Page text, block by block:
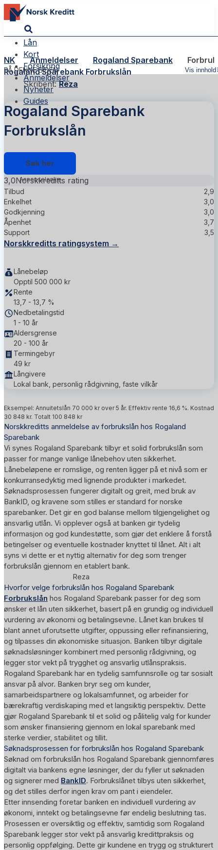
Lån
Kort
Forsikring
Anmeldelser
Nyheter
Guides
NK Anmeldelser Rogaland Sparebank
PÅ DENNE SIDEN Vis innhold
Rogaland Sparebank Forbrukslån
Skribent:Reza
Rogaland Sparebank
Forbrukslån
Søk her
3,0Norskkreditts rating
Tilbud
2,9
Enkelhet
3,0
Godkjenning
3,0
Åpenhet
3,7
Support
3,5
Norskkreditts ratingsystem →
Lånebeløp
Opptil 500 000 kr
Rente
13,7 - 13,7 %
Nedbetalingstid
1 - 10 år
Aldersgrense
20 - 100 år
Termingebyr
49 kr
Långivere
Lokal bank, personlig rådgivning, faste vilkår
Eksempel: Annuitetslån 70 000 kr over 5 år. Effektiv rente 16,6 %. Kostnad
30 848 kr. Totalt 100 848 kr
Norskkreditts anmeldelse av forbrukslån hos Rogaland
Sparebank
Vi synes Rogaland Sparebank tilbyr et solid forbrukslån som
passer for mange vanlige lånebehov uten sikkerhet.
Lånebeløpene er romslige, og renten ligger på et nivå som er
konkurransedyktig med lignende produkter i markedet.
Søknadsprosessen fungerer digitalt og greit, med bruk av
BankID, og kravene som stilles er standard for norske
sparebanker. Det gir en god balanse mellom tilgjengelighet og
ansvarlig utlån. Vi opplever også at banken gir tydelig
informasjon og god kundestøtte, som gjør det enklere å forstå
betingelser og eventuelle kostnader knyttet til lånet. Alt i alt
syns vi dette er et nyttig alternativ for deg som trenger
forbrukslån gjennom en etablert bank.
Reza
Hvorfor velge forbrukslån hos Rogaland Sparebank
Forbrukslån hos Rogaland Sparebank passer for deg som
ønsker et lån uten sikkerhet, basert på en grundig og individuell
vurdering av økonomi og betalingsevne. Lånet kan brukes til
blant annet uforutsette utgifter, oppussing eller refinansiering,
og tilpasses din økonomiske situasjon. Banken tilbyr digitale
søknadsløsninger kombinert med personlig rådgivning, og
legger stor vekt på trygghet og ansvarlig utlånspraksis.
Rogaland Sparebank har en tydelig samfunnsrolle og tar sosialt
ansvar på alvor. Banken bryr seg om kunder,
samarbeidspartnere og lokalsamfunnet, og arbeider for
bærekraftig verdiskaping med et langsiktig perspektiv. Dette
gjør Rogaland Sparebank til et solid og pålitelig valg for kunder
som ønsker finansiering gjennom en lokal sparebank med
sterke verdier, stabilitet og tillit.
Søknadsprosessen for forbrukslån hos Rogaland Sparebank
Søknad om forbrukslån hos Rogaland Sparebank gjennomføres
digitalt via bankens egne løsninger, der du fyller ut søknaden
og signerer med BankID. Forbrukslånet tilbys uten sikkerhet,
og det stilles derfor ingen krav om pant i eiendeler.
Etter innsending foretar banken en individuell vurdering av
økonomi, inntekt og betalingsevne før endelig beslutning tas.
Prosessen er oversiktlig og effektiv, samtidig som Rogaland
Sparebank legger stor vekt på ansvarlig kredittpraksis og
personlig oppfølging. Dette gir kundene en trygg og strukturert